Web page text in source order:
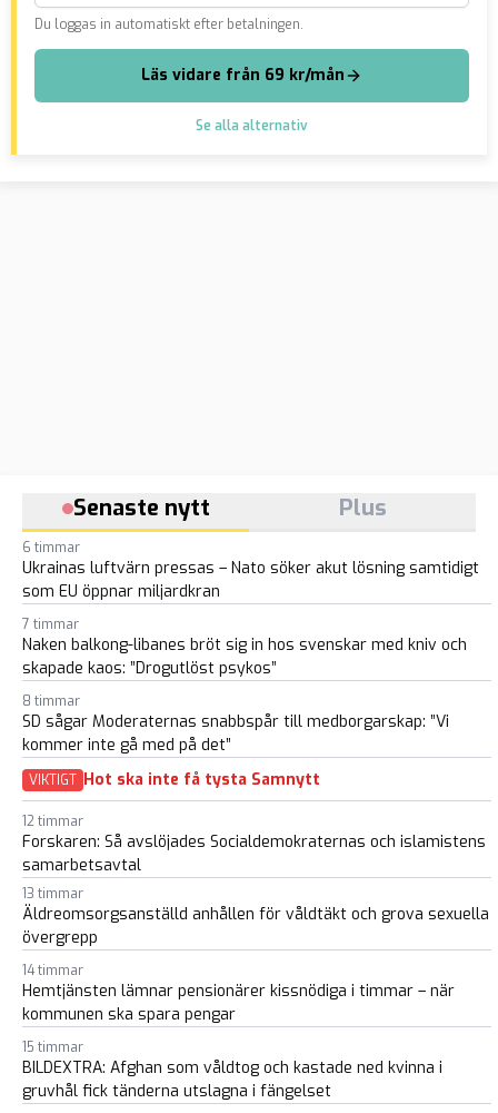
Du loggas in automatiskt efter betalningen.
Läs vidare från 69 kr/mån
Se alla alternativ
Senaste nytt Plus
6 timmar
Ukrainas luftvärn pressas – Nato söker akut lösning samtidigt
som EU öppnar miljardkran
7 timmar
Naken balkong-libanes bröt sig in hos svenskar med kniv och
skapade kaos: ”Drogutlöst psykos”
8 timmar
SD sågar Moderaternas snabbspår till medborgarskap: ”Vi
kommer inte gå med på det”
VIKTIGT Hot ska inte få tysta Samnytt
12 timmar
Forskaren: Så avslöjades Socialdemokraternas och islamistens
samarbetsavtal
13 timmar
Äldreomsorgsanställd anhållen för våldtäkt och grova sexuella
övergrepp
14 timmar
Hemtjänsten lämnar pensionärer kissnödiga i timmar – när
kommunen ska spara pengar
15 timmar
BILDEXTRA: Afghan som våldtog och kastade ned kvinna i
gruvhål fick tänderna utslagna i fängelset